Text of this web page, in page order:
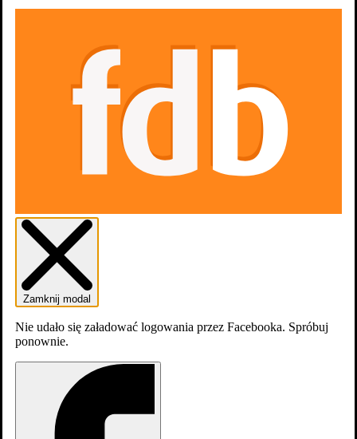
Dziewczyny nad wyraz: Różowe okulary 2x2
Zamknij modal
Nie udało się załadować logowania przez Facebooka. Spróbuj
ponownie.